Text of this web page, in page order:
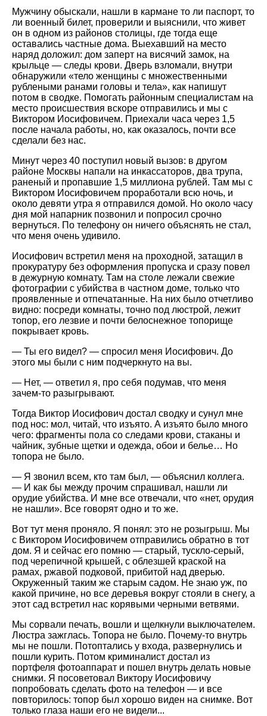
Мужчину обыскали, нашли в кармане то ли паспорт, то
ли военный билет, проверили и выяснили, что живет
он в одном из районов столицы, где тогда еще
оставались частные дома. Выехавший на место
наряд доложил: дом заперт на висячий замок, на
крыльце — следы крови. Дверь взломали, внутри
обнаружили «тело женщины с множественными
рублеными ранами головы и тела», как напишут
потом в сводке. Помогать районным специалистам на
место происшествия вскоре отправились и мы с
Виктором Иосифовичем. Приехали часа через 1,5
после начала работы, но, как оказалось, почти все
сделали без нас.
Минут через 40 поступил новый вызов: в другом
районе Москвы напали на инкассаторов, два трупа,
раненый и пропавшие 1,5 миллиона рублей. Там мы с
Виктором Иосифовичем проработали всю ночь, и
около девяти утра я отправился домой. Но около часу
дня мой напарник позвонил и попросил срочно
вернуться. По телефону он ничего объяснять не стал,
что меня очень удивило.
Иосифович встретил меня на проходной, затащил в
прокуратуру без оформления пропуска и сразу повел
в дежурную комнату. Там на столе лежали свежие
фотографии с убийства в частном доме, только что
проявленные и отпечатанные. На них было отчетливо
видно: посреди комнаты, точно под люстрой, лежит
топор, его лезвие и почти белоснежное топорище
покрывает кровь.
— Ты его видел? — спросил меня Иосифович. До
этого мы были с ним подчеркнуто на вы.
— Нет, — ответил я, про себя подумав, что меня
зачем-то разыгрывают.
Тогда Виктор Иосифович достал сводку и сунул мне
под нос: мол, читай, что изъято. А изъято было много
чего: фрагменты пола со следами крови, стаканы и
чайник, зубные щетки и одежда, обои и белье… Но
топора не было.
— Я звонил всем, кто там был, — объяснил коллега.
— И как бы между прочим спрашивал, нашли ли
орудие убийства. И мне все отвечали, что «нет, орудия
не нашли». Все говорят одно и то же.
Вот тут меня проняло. Я понял: это не розыгрыш. Мы
с Виктором Иосифовичем отправились обратно в тот
дом. Я и сейчас его помню — старый, тускло-серый,
под черепичной крышей, с облезшей краской на
рамах, ржавой подковой, прибитой над дверью.
Окруженный таким же старым садом. Не знаю уж, по
какой причине, но все деревья вокруг стояли в снегу, а
этот сад встретил нас корявыми черными ветвями.
Мы сорвали печать, вошли и щелкнули выключателем.
Люстра зажглась. Топора не было. Почему-то внутрь
мы не пошли. Потоптались у входа, развернулись и
пошли курить. Потом криминалист достал из
портфеля фотоаппарат и пошел внутрь делать новые
снимки. Я посоветовал Виктору Иосифовичу
попробовать сделать фото на телефон — и все
повторилось: топор был хорошо виден на снимке. Вот
только глаза наши его не видели...